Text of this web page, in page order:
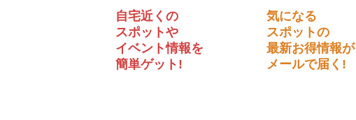
自宅近くの
スポットや
イベント情報を
簡単ゲット!
気になる
スポットの
最新お得情報が
メールで届く!